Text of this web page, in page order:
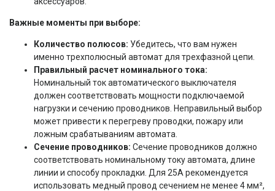
Важные моменты при выборе:
Количество полюсов: Убедитесь, что вам нужен
именно трехполюсный автомат для трехфазной цепи.
Правильный расчет номинального тока:
Номинальный ток автоматического выключателя
должен соответствовать мощности подключаемой
нагрузки и сечению проводников. Неправильный выбор
может привести к перегреву проводки, пожару или
ложным срабатываниям автомата.
Сечение проводников: Сечение проводников должно
соответствовать номинальному току автомата, длине
линии и способу прокладки. Для 25А рекомендуется
использовать медный провод сечением не менее 4 мм²,